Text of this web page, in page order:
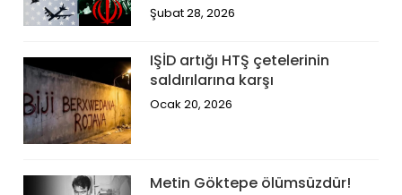
Şubat 28, 2026
IŞİD artığı HTŞ çetelerinin
saldırılarına karşı
Ocak 20, 2026
Metin Göktepe ölümsüzdür!